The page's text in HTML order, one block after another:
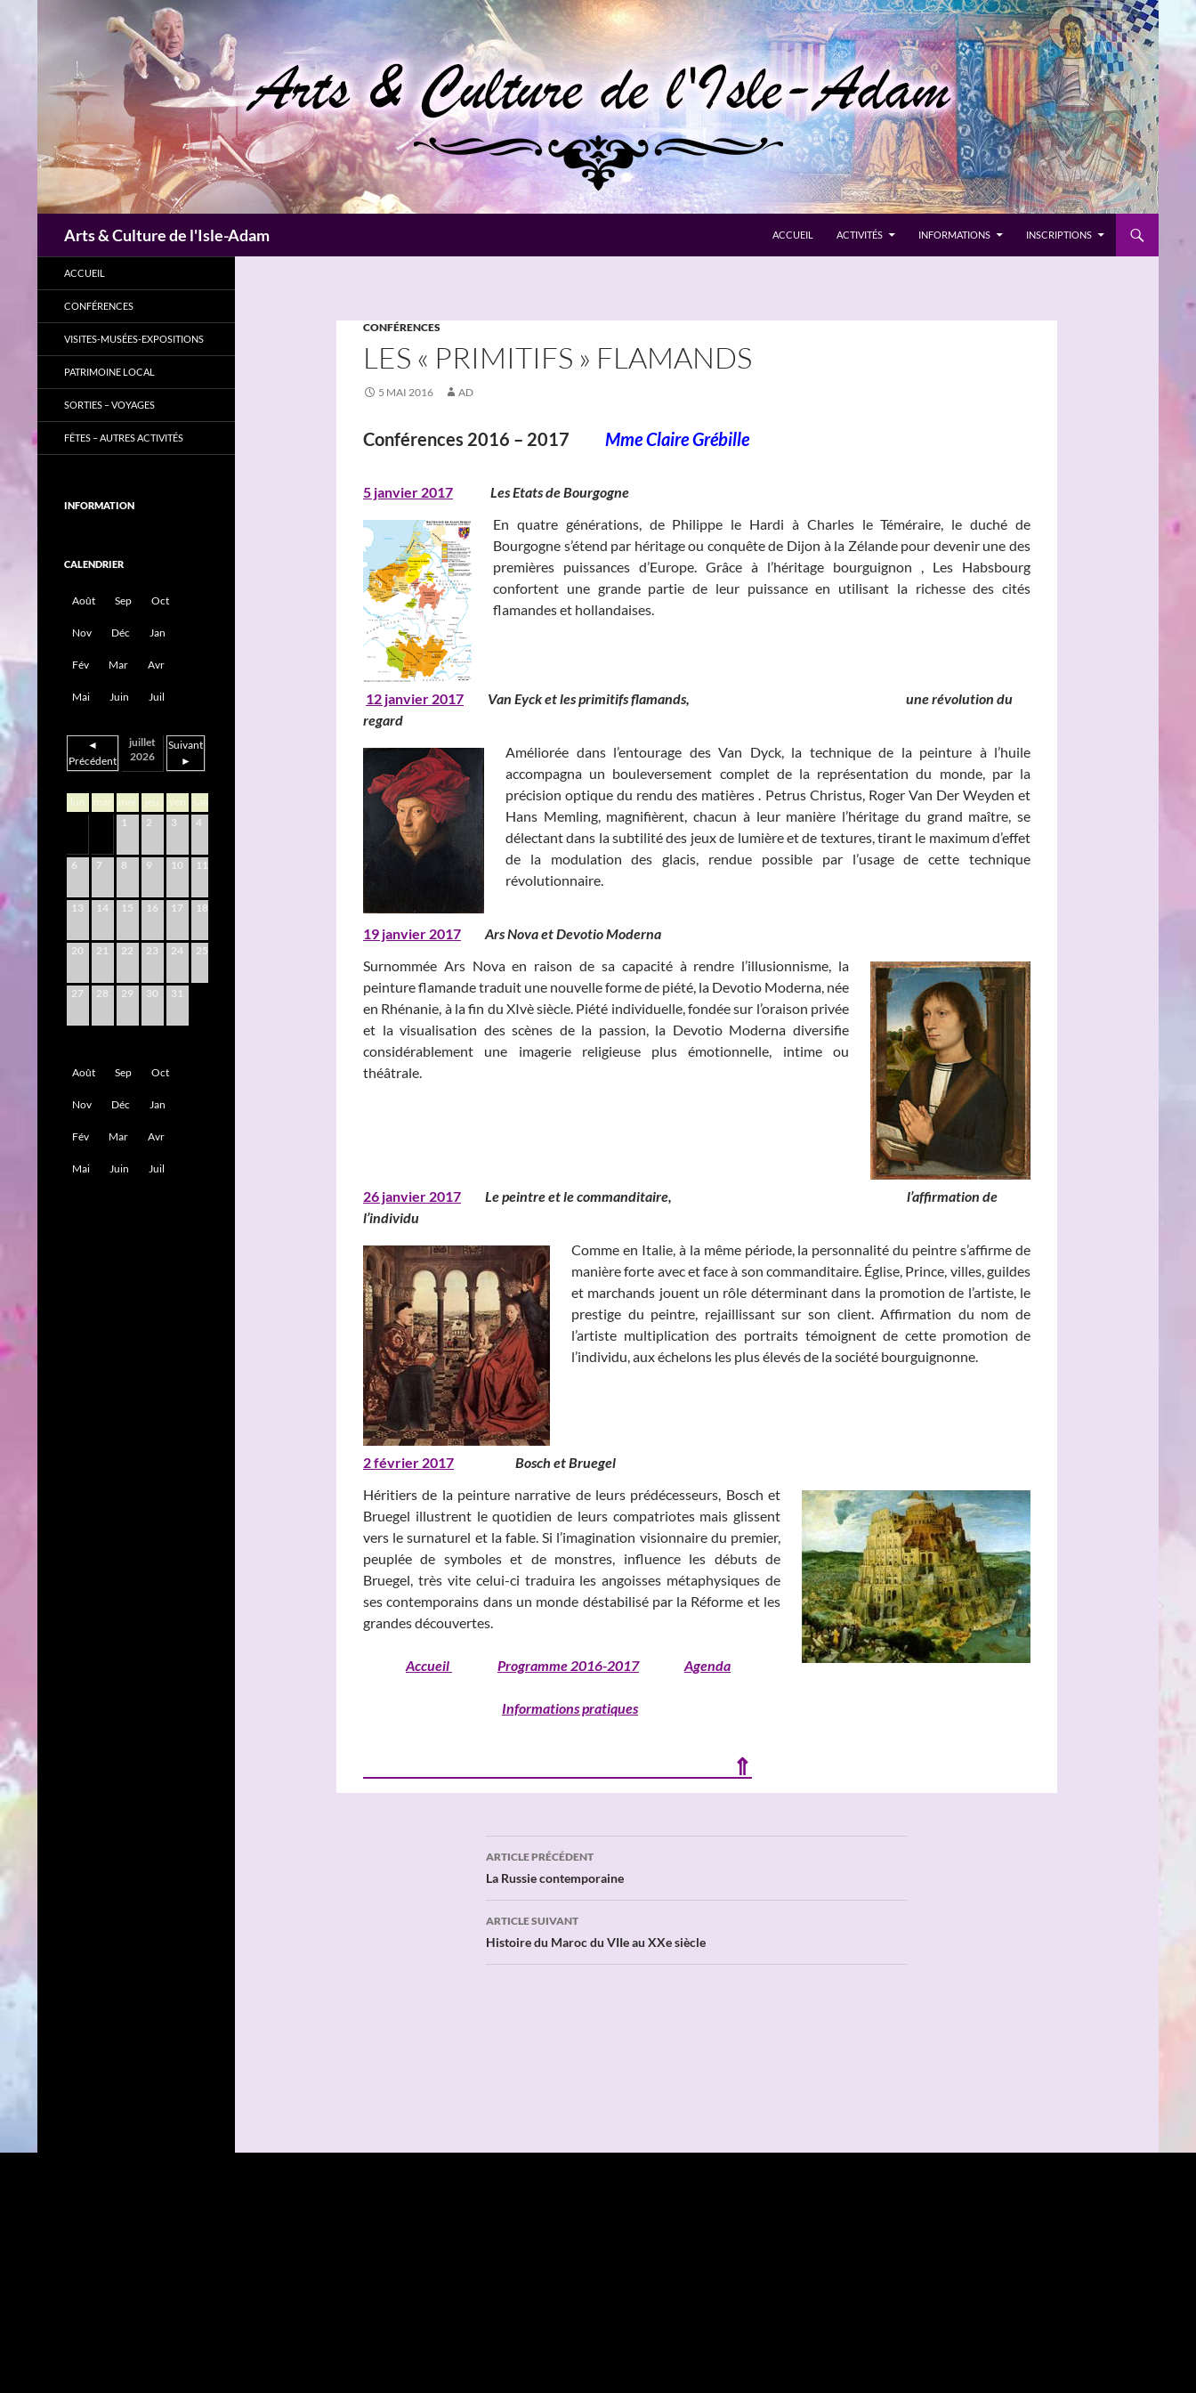
Arts & Culture de l'Isle-Adam ACCUEIL ACTIVITÉS INFORMATIONS INSCRIPTIONS
CONFÉRENCES
LES « PRIMITIFS » FLAMANDS
5 MAI 2016 AD
Conférences 2016 – 2017 Mme Claire Grébille
5 janvier 2017
Les Etats de Bourgogne
En quatre générations, de Philippe le Hardi à Charles le Téméraire, le duché de
Bourgogne s’étend par héritage ou conquête de Dijon à la Zélande pour devenir une des
premières puissances d’Europe. Grâce à l’héritage bourguignon , Les Habsbourg
confortent une grande partie de leur puissance en utilisant la richesse des cités
flamandes et hollandaises.
12 janvier 2017
Van Eyck et les primitifs flamands, une révolution du
regard
Améliorée dans l’entourage des Van Dyck, la technique de la peinture à l’huile
accompagna un bouleversement complet de la représentation du monde, par la
précision optique du rendu des matières . Petrus Christus, Roger Van Der Weyden et
Hans Memling, magnifièrent, chacun à leur manière l’héritage du grand maître, se
délectant dans la subtilité des jeux de lumière et de textures, tirant le maximum d’effet
de la modulation des glacis, rendue possible par l’usage de cette technique
révolutionnaire.
19 janvier 2017
Ars Nova et Devotio Moderna
Surnommée Ars Nova en raison de sa capacité à rendre l’illusionnisme, la
peinture flamande traduit une nouvelle forme de piété, la Devotio Moderna, née
en Rhénanie, à la fin du XIvè siècle. Piété individuelle, fondée sur l’oraison privée
et la visualisation des scènes de la passion, la Devotio Moderna diversifie
considérablement une imagerie religieuse plus émotionnelle, intime ou
théâtrale.
26 janvier 2017
Le peintre et le commanditaire, l’affirmation de
l’individu
Comme en Italie, à la même période, la personnalité du peintre s’affirme de
manière forte avec et face à son commanditaire. Église, Prince, villes, guildes
et marchands jouent un rôle déterminant dans la promotion de l’artiste, le
prestige du peintre, rejaillissant sur son client. Affirmation du nom de
l’artiste multiplication des portraits témoignent de cette promotion de
l’individu, aux échelons les plus élevés de la société bourguignonne.
2 février 2017
Bosch et Bruegel
Héritiers de la peinture narrative de leurs prédécesseurs, Bosch et
Bruegel illustrent le quotidien de leurs compatriotes mais glissent
vers le surnaturel et la fable. Si l’imagination visionnaire du premier,
peuplée de symboles et de monstres, influence les débuts de
Bruegel, très vite celui-ci traduira les angoisses métaphysiques de
ses contemporains dans un monde déstabilisé par la Réforme et les
grandes découvertes.
Accueil Programme 2016-2017 Agenda
Informations pratiques
⇑
Navigation
des
articles
ARTICLE PRÉCÉDENT
La Russie contemporaine
ARTICLE SUIVANT
Histoire du Maroc du VIIe au XXe siècle
ACCUEIL
CONFÉRENCES
VISITES-MUSÉES-EXPOSITIONS
PATRIMOINE LOCAL
SORTIES – VOYAGES
FÊTES – AUTRES ACTIVITÉS
INFORMATION
CALENDRIER
Août Sep Oct
Nov Déc Jan
Fév Mar Avr
Mai Juin Juil
◄
Précédent
juillet
2026
Suivant
►
lun mar mer jeu ven sam
1
2 3 4
6 7 8 9 10 11
13 14 15 16 17 18
20 21 22 23 24 25
27 28 29 30 31
Août Sep Oct
Nov Déc Jan
Fév Mar Avr
Mai Juin Juil